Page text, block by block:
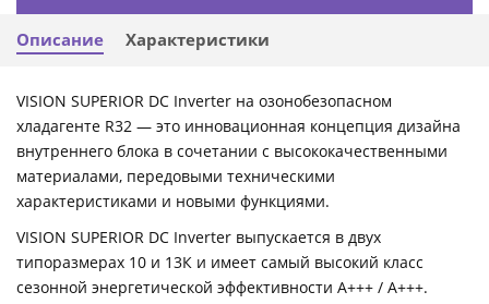
Описание Характеристики
VISION SUPERIOR DC Inverter на озонобезопасном
хладагенте R32 — это инновационная концепция дизайна
внутреннего блока в сочетании с высококачественными
материалами, передовыми техническими
характеристиками и новыми функциями.
VISION SUPERIOR DC Inverter выпускается в двух
типоразмерах 10 и 13К и имеет самый высокий класс
сезонной энергетической эффективности A+++ / A+++.